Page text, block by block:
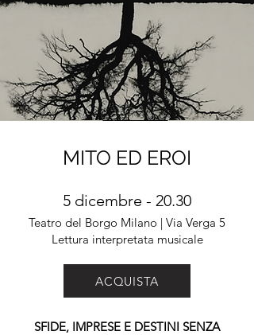
ACQUISTA
MITO ED EROI
5 dicembre - 20.30
Teatro del Borgo Milano | Via Verga 5
Lettura interpretata musicale
SFIDE, IMPRESE E DESTINI SENZA